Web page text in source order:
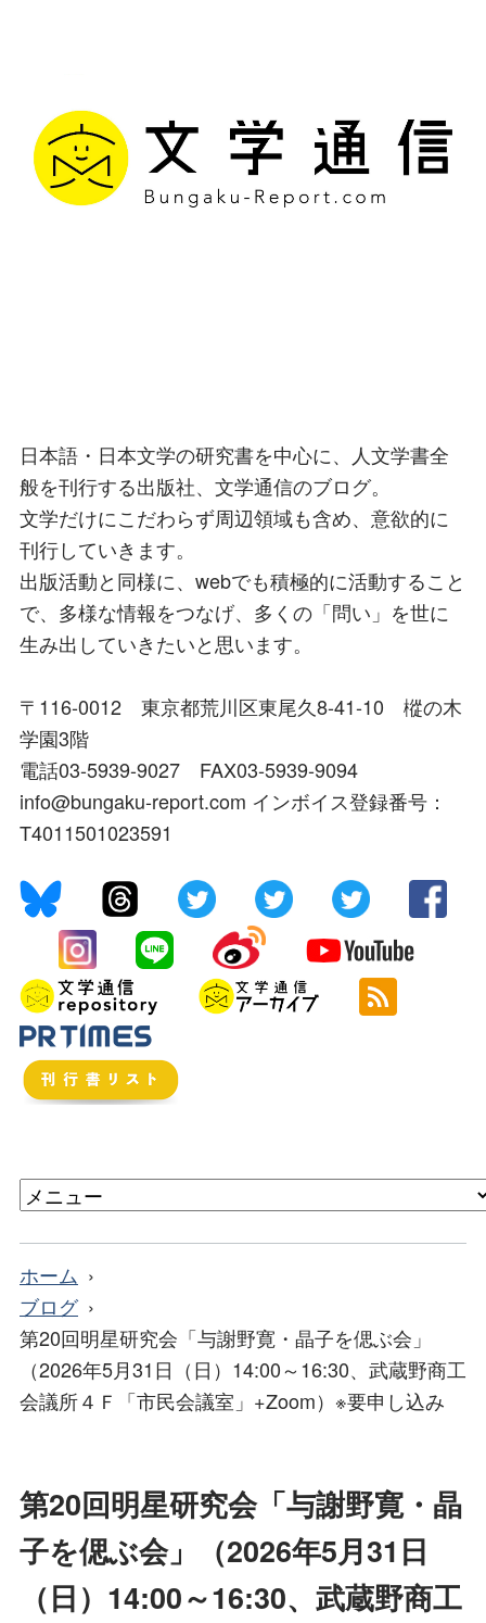
日本語・日本文学の研究書を中心に、人文学書全
般を刊行する出版社、文学通信のブログ。
文学だけにこだわらず周辺領域も含め、意欲的に
刊行していきます。
出版活動と同様に、webでも積極的に活動すること
で、多様な情報をつなげ、多くの「問い」を世に
生み出していきたいと思います。
〒116-0012 東京都荒川区東尾久8-41-10 樅の木
学園3階
電話03-5939-9027 FAX03-5939-9094
info@bungaku-report.com インボイス登録番号：
T4011501023591
ホーム
ブログ
第20回明星研究会「与謝野寛・晶子を偲ぶ会」
（2026年5月31日（日）14:00～16:30、武蔵野商工
会議所４Ｆ「市民会議室」+Zoom）※要申し込み
第20回明星研究会「与謝野寛・晶
子を偲ぶ会」（2026年5月31日
（日）14:00～16:30、武蔵野商工